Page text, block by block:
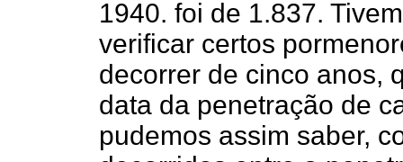
1940. foi de 1.837.
verificar certos
decorrer de cinco anos,
data da penetração de
pudemos assim saber,